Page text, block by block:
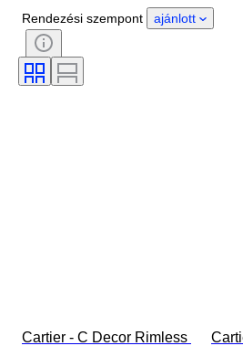
Ruházat mérete
Tartozékok mellékelve
Modell
Rendezési szempont ajánlott
Cartier - C Decor Rimless